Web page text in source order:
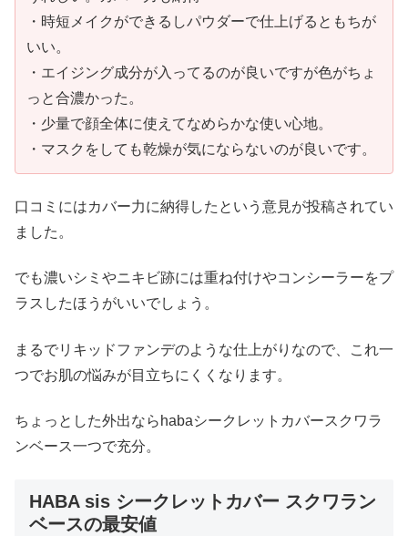
・時短メイクができるしパウダーで仕上げるともちが
いい。
・エイジング成分が入ってるのが良いですが色がちょ
っと合濃かった。
・少量で顔全体に使えてなめらかな使い心地。
・マスクをしても乾燥が気にならないのが良いです。
口コミにはカバー力に納得したという意見が投稿されてい
ました。
でも濃いシミやニキビ跡には重ね付けやコンシーラーをプ
ラスしたほうがいいでしょう。
まるでリキッドファンデのような仕上がりなので、これ一
つでお肌の悩みが目立ちにくくなります。
ちょっとした外出ならhabaシークレットカバースクワラ
ンベース一つで充分。
HABA sis シークレットカバー スクワラン
ベースの最安値